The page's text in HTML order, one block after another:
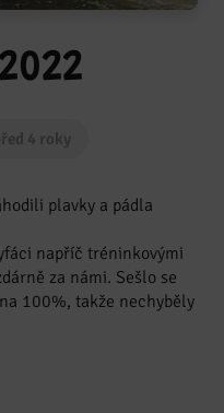
plavky a pádla
napříč tréninkovými
za námi. Sešlo se
100%, takže nechyběly